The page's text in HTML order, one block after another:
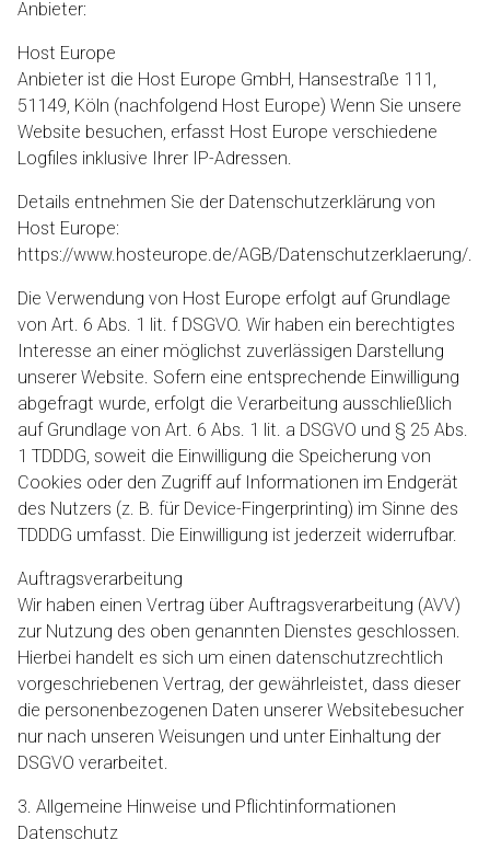
Anbieter:
Host Europe
Anbieter ist die Host Europe GmbH, Hansestraße 111,
51149, Köln (nachfolgend Host Europe) Wenn Sie unsere
Website besuchen, erfasst Host Europe verschiedene
Logfiles inklusive Ihrer IP-Adressen.
Details entnehmen Sie der Datenschutzerklärung von
Host Europe:
https://www.hosteurope.de/AGB/Datenschutzerklaerung/.
Die Verwendung von Host Europe erfolgt auf Grundlage
von Art. 6 Abs. 1 lit. f DSGVO. Wir haben ein berechtigtes
Interesse an einer möglichst zuverlässigen Darstellung
unserer Website. Sofern eine entsprechende Einwilligung
abgefragt wurde, erfolgt die Verarbeitung ausschließlich
auf Grundlage von Art. 6 Abs. 1 lit. a DSGVO und § 25 Abs.
1 TDDDG, soweit die Einwilligung die Speicherung von
Cookies oder den Zugriff auf Informationen im Endgerät
des Nutzers (z. B. für Device-Fingerprinting) im Sinne des
TDDDG umfasst. Die Einwilligung ist jederzeit widerrufbar.
Auftragsverarbeitung
Wir haben einen Vertrag über Auftragsverarbeitung (AVV)
zur Nutzung des oben genannten Dienstes geschlossen.
Hierbei handelt es sich um einen datenschutzrechtlich
vorgeschriebenen Vertrag, der gewährleistet, dass dieser
die personenbezogenen Daten unserer Websitebesucher
nur nach unseren Weisungen und unter Einhaltung der
DSGVO verarbeitet.
3. Allgemeine Hinweise und Pflicht­informationen
Datenschutz